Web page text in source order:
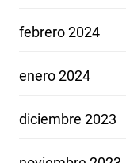
febrero 2024
enero 2024
diciembre 2023